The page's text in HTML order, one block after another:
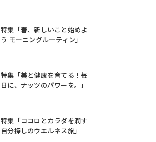
特集「春、新しいこと始めよ
う モーニングルーティン」
特集「美と健康を育てる！毎
日に、ナッツのパワーを。」
特集「ココロとカラダを潤す
自分探しのウエルネス旅」